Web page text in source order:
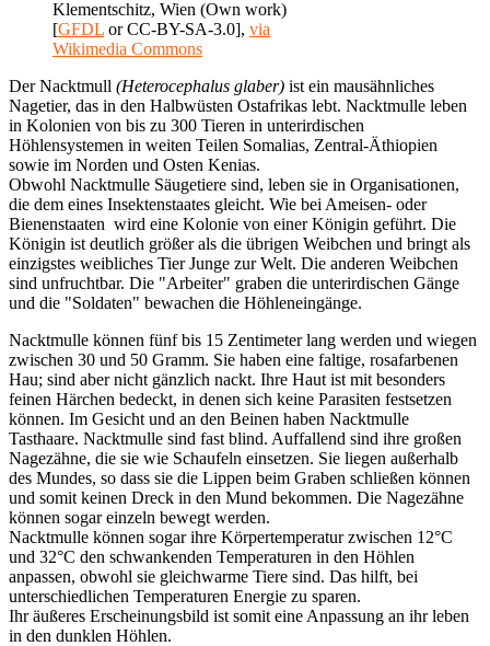
Klementschitz, Wien (Own work)
[GFDL or CC-BY-SA-3.0], via
Wikimedia Commons
Der Nacktmull (Heterocephalus glaber) ist ein mausähnliches
Nagetier, das in den Halbwüsten Ostafrikas lebt. Nacktmulle leben
in Kolonien von bis zu 300 Tieren in unterirdischen
Höhlensystemen in weiten Teilen Somalias, Zentral-Äthiopien
sowie im Norden und Osten Kenias.
Obwohl Nacktmulle Säugetiere sind, leben sie in Organisationen,
die dem eines Insektenstaates gleicht. Wie bei Ameisen- oder
Bienenstaaten wird eine Kolonie von einer Königin geführt. Die
Königin ist deutlich größer als die übrigen Weibchen und bringt als
einzigstes weibliches Tier Junge zur Welt. Die anderen Weibchen
sind unfruchtbar. Die "Arbeiter" graben die unterirdischen Gänge
und die "Soldaten" bewachen die Höhleneingänge.
Nacktmulle können fünf bis 15 Zentimeter lang werden und wiegen
zwischen 30 und 50 Gramm. Sie haben eine faltige, rosafarbenen
Hau; sind aber nicht gänzlich nackt. Ihre Haut ist mit besonders
feinen Härchen bedeckt, in denen sich keine Parasiten festsetzen
können. Im Gesicht und an den Beinen haben Nacktmulle
Tasthaare. Nacktmulle sind fast blind. Auffallend sind ihre großen
Nagezähne, die sie wie Schaufeln einsetzen. Sie liegen außerhalb
des Mundes, so dass sie die Lippen beim Graben schließen können
und somit keinen Dreck in den Mund bekommen. Die Nagezähne
können sogar einzeln bewegt werden.
Nacktmulle können sogar ihre Körpertemperatur zwischen 12°C
und 32°C den schwankenden Temperaturen in den Höhlen
anpassen, obwohl sie gleichwarme Tiere sind. Das hilft, bei
unterschiedlichen Temperaturen Energie zu sparen.
Ihr äußeres Erscheinungsbild ist somit eine Anpassung an ihr leben
in den dunklen Höhlen.